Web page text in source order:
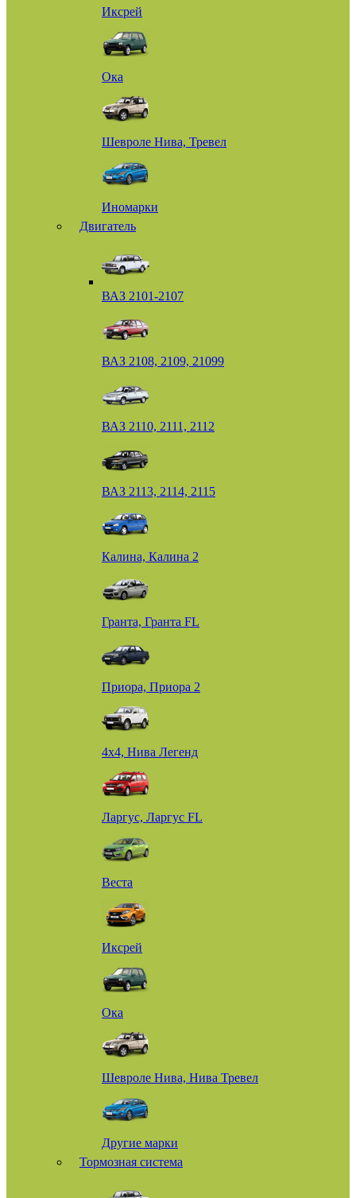
Иксрей
Ока
Шевроле Нива, Тревел
Иномарки
Двигатель
ВАЗ 2101-2107
ВАЗ 2108, 2109, 21099
ВАЗ 2110, 2111, 2112
ВАЗ 2113, 2114, 2115
Калина, Калина 2
Гранта, Гранта FL
Приора, Приора 2
4х4, Нива Легенд
Ларгус, Ларгус FL
Веста
Иксрей
Ока
Шевроле Нива, Нива Тревел
Другие марки
Тормозная система